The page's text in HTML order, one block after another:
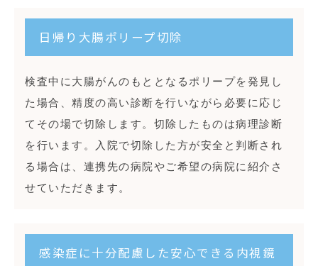
日帰り大腸ポリープ切除
検査中に大腸がんのもととなるポリープを発見し
た場合、精度の高い診断を行いながら必要に応じ
てその場で切除します。切除したものは病理診断
を行います。入院で切除した方が安全と判断され
る場合は、連携先の病院やご希望の病院に紹介さ
せていただきます。
感染症に十分配慮した安心できる内視鏡